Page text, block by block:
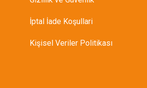
İptal İade Koşullari
Kişisel Veriler Politikası